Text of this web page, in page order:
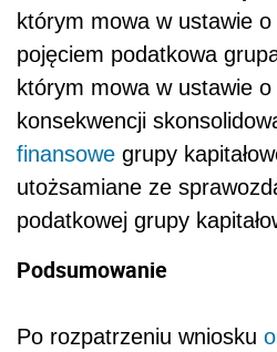
którym mowa w ustawie
pojęciem podatkowa
którym mowa w ustawie o
konsekwencji
finansowe grupy
utożsamiane ze
podatkowej grupy
Podsumowanie
Po rozpatrzeniu wniosku